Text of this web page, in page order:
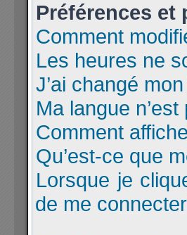
Préférences et
Comment
Les heures ne
J’ai changé
Ma langue
Comment
Qu’est-ce que
Lorsque je
de me